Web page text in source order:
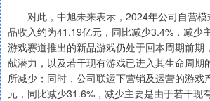
对此，中旭未来表示，2024年公司自营模
品收入约为41.19亿元，同比减少3.4%，减少
游戏赛道推出的新品游戏仍处于回本周期前期
献潜力，以及若干现有游戏已进入其生命周期
所减少；同时，公司联运下营销及运营的游戏
元，同比减少31.6%，减少主要是由于若干现